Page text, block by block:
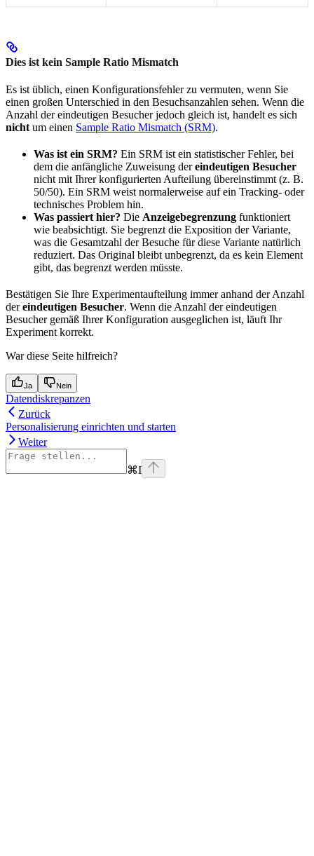
Dies ist kein Sample Ratio Mismatch
Es ist üblich, einen Konfigurationsfehler zu vermuten, wenn Sie
einen großen Unterschied in den Besuchsanzahlen sehen. Wenn die
Anzahl der eindeutigen Besucher jedoch gleich ist, handelt es sich
nicht um einen Sample Ratio Mismatch (SRM).
Was ist ein SRM? Ein SRM ist ein statistischer Fehler, bei
dem die anfängliche Zuweisung dereindeutigen Besucher
nicht mit Ihrer konfigurierten Aufteilung übereinstimmt (z. B.
50/50). Ein SRM weist normalerweise auf ein Tracking- oder
technisches Problem hin.
Was passiert hier? Die Anzeigebegrenzung funktioniert
wie beabsichtigt. Sie begrenzt die Exposition der Variante,
was die Gesamtzahl der Besuche für diese Variante natürlich
reduziert. Das Original bleibt unbegrenzt, da es kein Element
gibt, das begrenzt werden müsste.
Bestätigen Sie Ihre Experimentaufteilung immer anhand der Anzahl
dereindeutigen Besucher. Wenn die Anzahl der eindeutigen
Besucher gemäß Ihrer Konfiguration ausgeglichen ist, läuft Ihr
Experiment korrekt.
War diese Seite hilfreich?
Ja Nein
Datendiskrepanzen
Zurück
Personalisierung einrichten und starten
Weiter
⌘I